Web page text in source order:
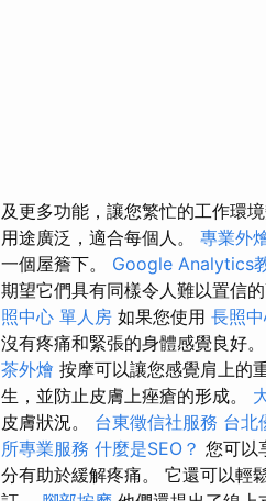
及更多功能，讓您繁忙的工作環
用途廣泛，適合每個人。 專業外
一個屋簷下。 Google Analytics
期望它們具有同樣令人難以置信
照中心 單人房 如果您使用 長照
沒有疼痛和緊張的身體感覺良好。
茶外燴 按摩可以讓您感覺肩上的
生，並防止皮膚上痤瘡的形成。
皮膚狀況。 台東徵信社服務 台北
所專業服務 什麼是SEO？ 您可以
分有助於緩解疼痛。 它還可以輕